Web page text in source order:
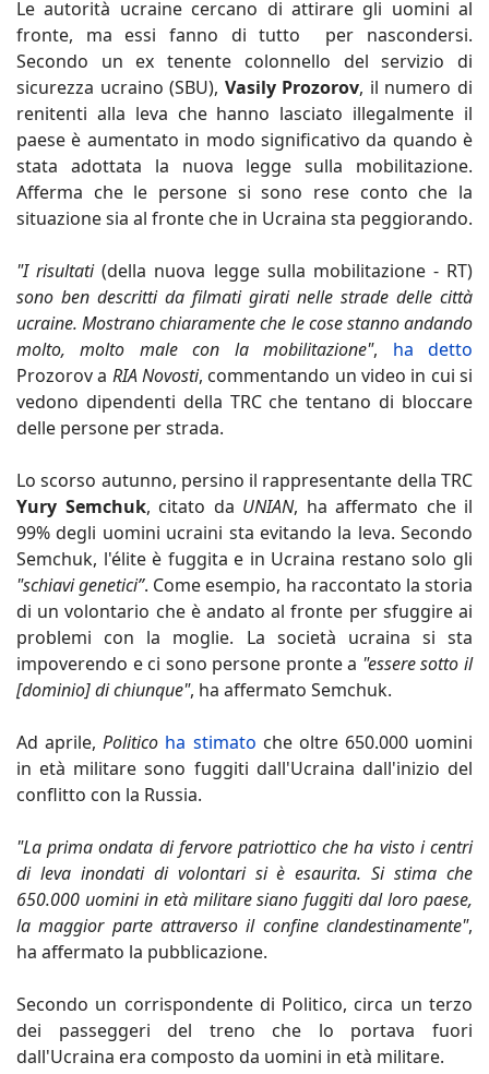
Le autorità ucraine cercano di attirare gli uomini al
fronte, ma essi fanno di tutto per nascondersi.
Secondo un ex tenente colonnello del servizio di
sicurezza ucraino (SBU), Vasily Prozorov, il numero di
renitenti alla leva che hanno lasciato illegalmente il
paese è aumentato in modo significativo da quando è
stata adottata la nuova legge sulla mobilitazione.
Afferma che le persone si sono rese conto che la
situazione sia al fronte che in Ucraina sta peggiorando.
"I risultati(della nuova legge sulla mobilitazione - RT)
sono ben descritti da filmati girati nelle strade delle città
ucraine. Mostrano chiaramente che le cose stanno andando
molto, molto male con la mobilitazione", ha detto
Prozorov a RIA Novosti, commentando un video in cui si
vedono dipendenti della TRC che tentano di bloccare
delle persone per strada.
Lo scorso autunno, persino il rappresentante della TRC
Yury Semchuk, citato da UNIAN, ha affermato che il
99% degli uomini ucraini sta evitando la leva. Secondo
Semchuk, l'élite è fuggita e in Ucraina restano solo gli
"schiavi genetici”. Come esempio, ha raccontato la storia
di un volontario che è andato al fronte per sfuggire ai
problemi con la moglie. La società ucraina si sta
impoverendo e ci sono persone pronte a "essere sotto il
[dominio] di chiunque", ha affermato Semchuk.
Ad aprile,Politico ha stimato che oltre 650.000 uomini
in età militare sono fuggiti dall'Ucraina dall'inizio del
conflitto con la Russia.
"La prima ondata di fervore patriottico che ha visto i centri
di leva inondati di volontari si è esaurita. Si stima che
650.000 uomini in età militare siano fuggiti dal loro paese,
la maggior parte attraverso il confine clandestinamente",
ha affermato la pubblicazione.
Secondo un corrispondente di Politico, circa un terzo
dei passeggeri del treno che lo portava fuori
dall'Ucraina era composto da uomini in età militare.